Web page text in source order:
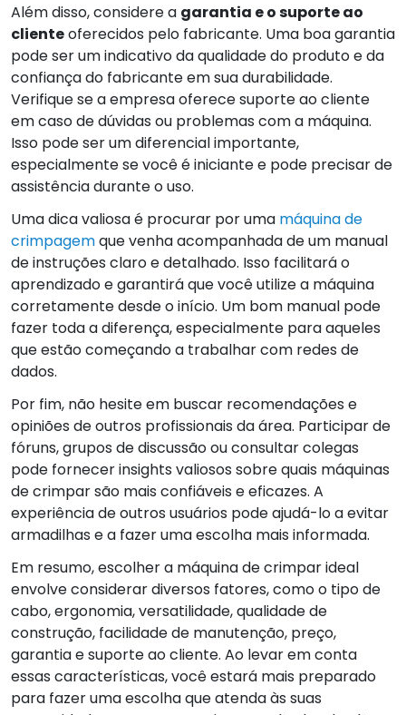
Além disso, considere a garantia e o suporte ao
clienteoferecidos pelo fabricante. Uma boa garantia
pode ser um indicativo da qualidade do produto e da
confiança do fabricante em sua durabilidade.
Verifique se a empresa oferece suporte ao cliente
em caso de dúvidas ou problemas com a máquina.
Isso pode ser um diferencial importante,
especialmente se você é iniciante e pode precisar de
assistência durante o uso.
Uma dica valiosa é procurar por uma máquina de
crimpagemque venha acompanhada de um manual
de instruções claro e detalhado. Isso facilitará o
aprendizado e garantirá que você utilize a máquina
corretamente desde o início. Um bom manual pode
fazer toda a diferença, especialmente para aqueles
que estão começando a trabalhar com redes de
dados.
Por fim, não hesite em buscar recomendações e
opiniões de outros profissionais da área. Participar de
fóruns, grupos de discussão ou consultar colegas
pode fornecer insights valiosos sobre quais máquinas
de crimpar são mais confiáveis e eficazes. A
experiência de outros usuários pode ajudá-lo a evitar
armadilhas e a fazer uma escolha mais informada.
Em resumo, escolher a máquina de crimpar ideal
envolve considerar diversos fatores, como o tipo de
cabo, ergonomia, versatilidade, qualidade de
construção, facilidade de manutenção, preço,
garantia e suporte ao cliente. Ao levar em conta
essas características, você estará mais preparado
para fazer uma escolha que atenda às suas